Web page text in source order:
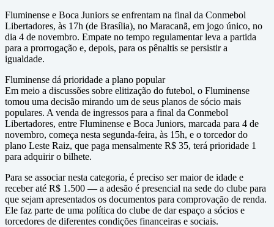
Fluminense e Boca Juniors se enfrentam na final da Conmebol
Libertadores, às 17h (de Brasília), no Maracanã, em jogo único, no
dia 4 de novembro. Empate no tempo regulamentar leva a partida
para a prorrogação e, depois, para os pênaltis se persistir a
igualdade.
Fluminense dá prioridade a plano popular
Em meio a discussões sobre elitização do futebol, o Fluminense
tomou uma decisão mirando um de seus planos de sócio mais
populares. A venda de ingressos para a final da Conmebol
Libertadores, entre Fluminense e Boca Juniors, marcada para 4 de
novembro, começa nesta segunda-feira, às 15h, e o torcedor do
plano Leste Raiz, que paga mensalmente R$ 35, terá prioridade 1
para adquirir o bilhete.
Para se associar nesta categoria, é preciso ser maior de idade e
receber até R$ 1.500 — a adesão é presencial na sede do clube para
que sejam apresentados os documentos para comprovação de renda.
Ele faz parte de uma política do clube de dar espaço a sócios e
torcedores de diferentes condições financeiras e sociais.